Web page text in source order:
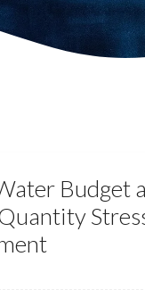
Budget